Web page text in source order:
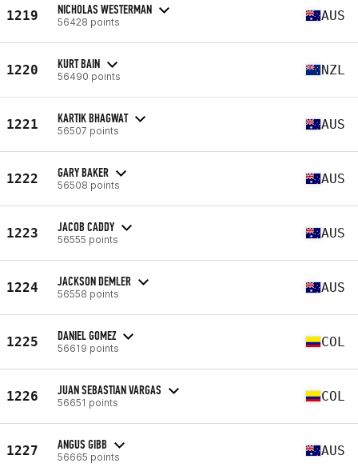
1219 NICHOLAS WESTERMAN
56428 points AUS
1220 KURT BAIN
56490 points NZL
1221 KARTIK BHAGWAT
56507 points AUS
1222 GARY BAKER
56508 points AUS
1223 JACOB CADDY
56555 points AUS
1224 JACKSON DEMLER
56558 points AUS
1225 DANIEL GOMEZ
56619 points COL
1226 JUAN SEBASTIAN VARGAS
56651 points COL
1227 ANGUS GIBB
56665 points AUS